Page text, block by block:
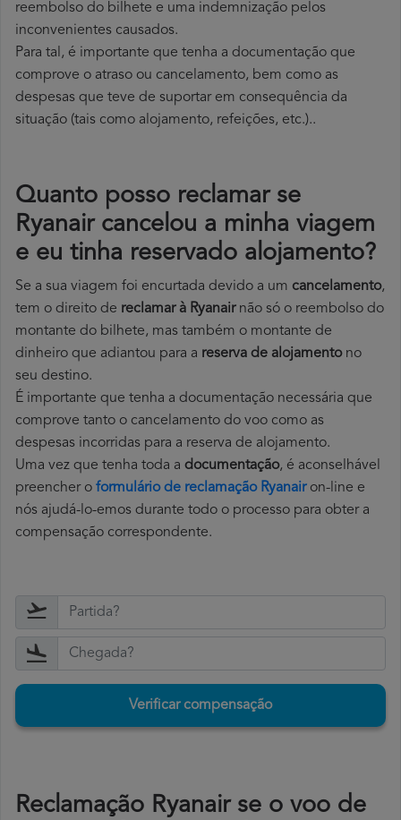
reembolso do bilhete e uma indemnização pelos
inconvenientes causados.
Para tal, é importante que tenha a documentação que
comprove o atraso ou cancelamento, bem como as
despesas que teve de suportar em consequência da
situação (tais como alojamento, refeições, etc.)..
Quanto posso reclamar se
Ryanair cancelou a minha viagem
e eu tinha reservado alojamento?
Se a sua viagem foi encurtada devido a um cancelamento,
tem o direito de reclamar à Ryanairnão só o reembolso do
montante do bilhete, mas também o montante de
dinheiro que adiantou para a reserva de alojamentono
seu destino.
É importante que tenha a documentação necessária que
comprove tanto o cancelamento do voo como as
despesas incorridas para a reserva de alojamento.
Uma vez que tenha toda a documentação, é aconselhável
preencher o formulário de reclamação Ryanairon-line e
nós ajudá-lo-emos durante todo o processo para obter a
compensação correspondente.
Verificar compensação
Reclamação Ryanair se o voo de